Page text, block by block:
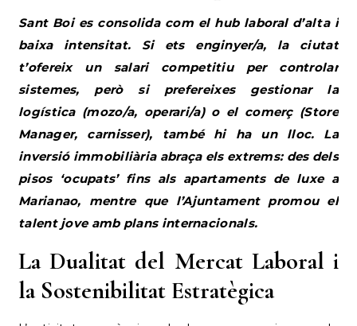
Sant Boi es consolida com el hub laboral d’alta i
baixa intensitat. Si ets enginyer/a, la ciutat
t’ofereix un salari competitiu per controlar
sistemes, però si prefereixes gestionar la
logística (mozo/a, operari/a) o el comerç (Store
Manager, carnisser), també hi ha un lloc. La
inversió immobiliària abraça els extrems: des dels
pisos ‘ocupats’ fins als apartaments de luxe a
Marianao, mentre que l’Ajuntament promou el
talent jove amb plans internacionals.
La Dualitat del Mercat Laboral i
la Sostenibilitat Estratègica